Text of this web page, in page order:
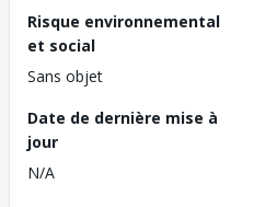
Risque environnemental
et social
Sans objet
Date de dernière mise à
jour
N/A